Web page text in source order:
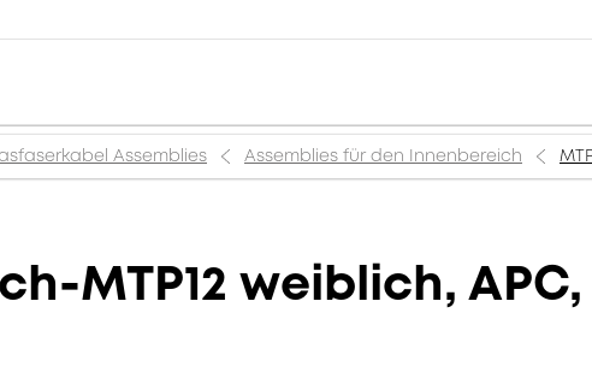
Assemblies Assemblies für den Innenbereich
MTP12 weiblich,